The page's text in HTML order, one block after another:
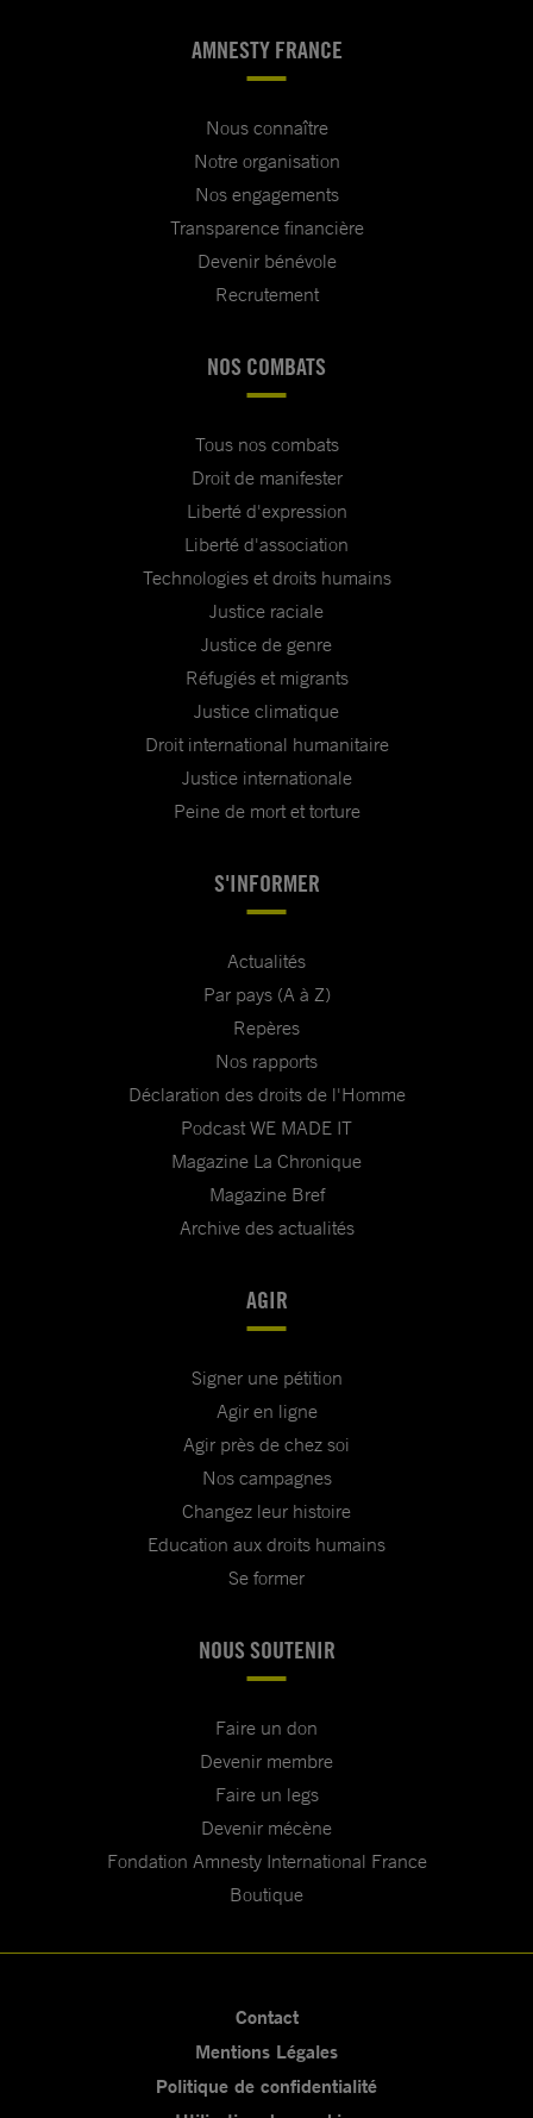
AMNESTY FRANCE
Nous connaître
Notre organisation
Nos engagements
Transparence financière
Devenir bénévole
Recrutement
NOS COMBATS
Tous nos combats
Droit de manifester
Liberté d'expression
Liberté d'association
Technologies et droits humains
Justice raciale
Justice de genre
Réfugiés et migrants
Justice climatique
Droit international humanitaire
Justice internationale
Peine de mort et torture
S'INFORMER
Actualités
Par pays (A à Z)
Repères
Nos rapports
Déclaration des droits de l'Homme
Podcast WE MADE IT
Magazine La Chronique
Magazine Bref
Archive des actualités
AGIR
Signer une pétition
Agir en ligne
Agir près de chez soi
Nos campagnes
Changez leur histoire
Education aux droits humains
Se former
NOUS SOUTENIR
Faire un don
Devenir membre
Faire un legs
Devenir mécène
Fondation Amnesty International France
Boutique
Contact
Mentions Légales
Politique de confidentialité